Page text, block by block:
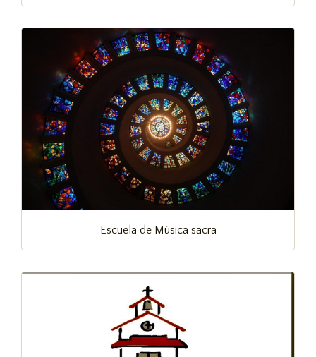
Escuela de Música sacra